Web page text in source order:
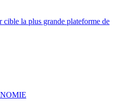
la plus grande plateforme de